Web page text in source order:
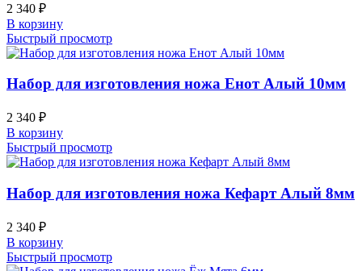
2 340 ₽
В корзину
Быстрый просмотр
Набор для изготовления ножа Енот Алый 10мм
2 340 ₽
В корзину
Быстрый просмотр
Набор для изготовления ножа Кефарт Алый 8мм
2 340 ₽
В корзину
Быстрый просмотр